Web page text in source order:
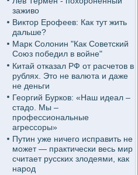
заживо
Виктор Ерофеев: Как тут жить
дальше?
Марк Солонин "Как Советский
Союз победил в войне"
Китай отказал РФ от расчетов в
рублях. Это не валюта и даже
не деньги
Георгий Бурков: «Наш идеал –
стадо. Мы –
профессиональные
агрессоры»
Путин уже ничего исправить не
может — практически весь мир
считает русских злодеями, как
народ